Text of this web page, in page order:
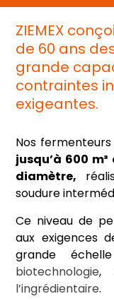
ZIEMEX
de 60 ans
grande
contraintes
exigeantes.
Nos
jusqu’à 600
diamètre,
soudure
Ce niveau de
aux exigences
grande
biotechnologie,
l’ingrédientaire.